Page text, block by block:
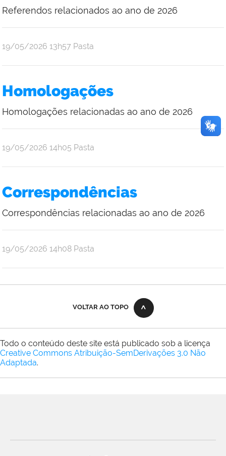
Referendos relacionados ao ano de 2026
por
Araújo
publicado
19/05/2026 13h57 Pasta
Homologações
Homologações relacionadas ao ano de 2026
por
Araújo
publicado
19/05/2026 14h05 Pasta
Correspondências
Correspondências relacionadas ao ano de 2026
por
Oliveira
publicado
19/05/2026 14h08 Pasta
VOLTAR AO TOPO
Todo o conteúdo deste site está publicado sob a licença
Creative Commons Atribuição-SemDerivações 3.0 Não
Adaptada.